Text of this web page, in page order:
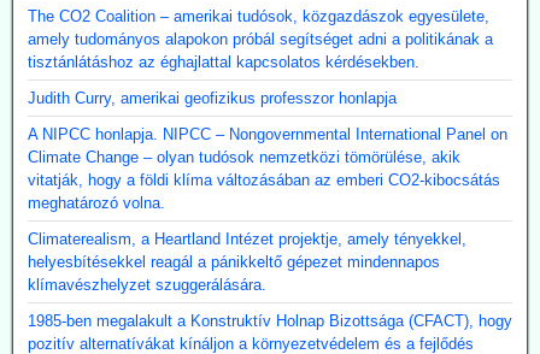
The CO2 Coalition – amerikai tudósok, közgazdászok egyesülete,
amely tudományos alapokon próbál segítséget adni a politikának a
tisztánlátáshoz az éghajlattal kapcsolatos kérdésekben.
Judith Curry, amerikai geofizikus professzor honlapja
A NIPCC honlapja. NIPCC – Nongovernmental International Panel on
Climate Change – olyan tudósok nemzetközi tömörülése, akik
vitatják, hogy a földi klíma változásában az emberi CO2-kibocsátás
meghatározó volna.
Climaterealism, a Heartland Intézet projektje, amely tényekkel,
helyesbítésekkel reagál a pánikkeltő gépezet mindennapos
klímavészhelyzet szuggerálására.
1985-ben megalakult a Konstruktív Holnap Bizottsága (CFACT), hogy
pozitív alternatívákat kínáljon a környezetvédelem és a fejlődés